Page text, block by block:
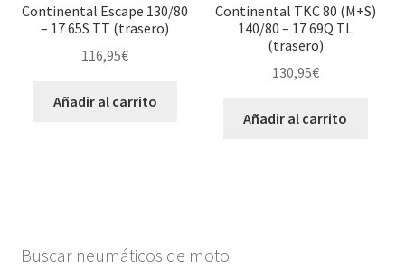
Continental Escape 130/80
– 17 65S TT (trasero)
116,95€
Añadir al carrito
Continental TKC 80 (M+S)
140/80 – 17 69Q TL
(trasero)
130,95€
Añadir al carrito
Buscar neumáticos de moto